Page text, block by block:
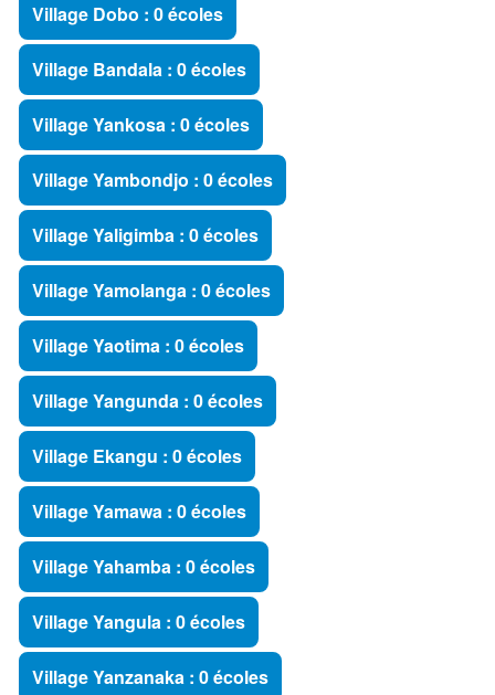
Village Dobo : 0 écoles
Village Bandala : 0 écoles
Village Yankosa : 0 écoles
Village Yambondjo : 0 écoles
Village Yaligimba : 0 écoles
Village Yamolanga : 0 écoles
Village Yaotima : 0 écoles
Village Yangunda : 0 écoles
Village Ekangu : 0 écoles
Village Yamawa : 0 écoles
Village Yahamba : 0 écoles
Village Yangula : 0 écoles
Village Yanzanaka : 0 écoles